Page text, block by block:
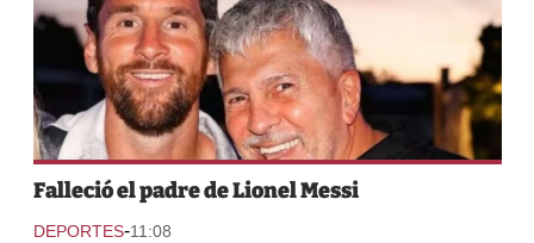
Falleció el padre de Lionel Messi
DEPORTES-11:08